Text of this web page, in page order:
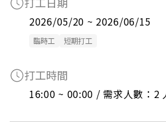
2026/05/20 ~ 2026/06/15
臨時工 短期打工
打工時間
16:00 ~ 00:00 / 需求人數：2